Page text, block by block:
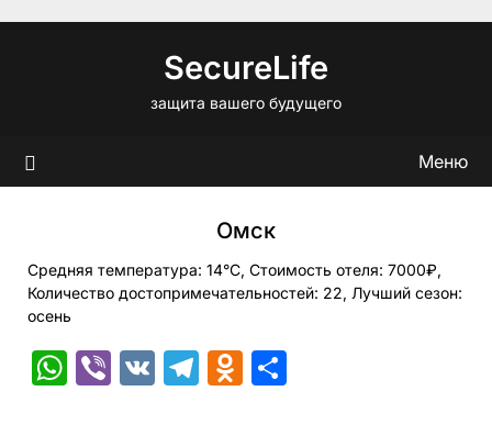
SecureLife
защита вашего будущего
Меню
Омск
Средняя температура: 14°C, Стоимость отеля: 7000₽,
Количество достопримечательностей: 22, Лучший сезон:
осень
WhatsApp
Viber
VK Telegram
Odnoklassniki